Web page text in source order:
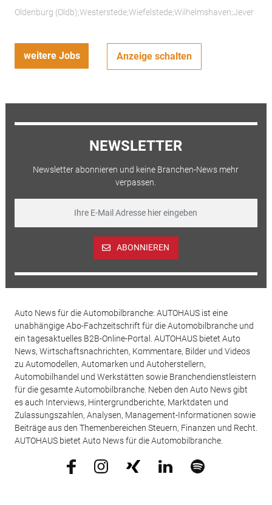
Oldenburg (Oldb);Westerstede;Wiefelstede;Wilhelmshaven;Jever
weitere Jobs Anzeige schalten
NEWSLETTER
Newsletter abonnieren und keine Branchen-News mehr
verpassen.
ABONNIEREN
Auto News für die Automobilbranche: AUTOHAUS ist eine
unabhängige Abo-Fachzeitschrift für die Automobilbranche und
ein tagesaktuelles B2B-Online-Portal. AUTOHAUS bietet Auto
News, Wirtschaftsnachrichten, Kommentare, Bilder und Videos
zu Automodellen, Automarken und Autoherstellern,
Automobilhandel und Werkstätten sowie Branchendienstleistern
für die gesamte Automobilbranche. Neben den Auto News gibt
es auch Interviews, Hintergrundberichte, Marktdaten und
Zulassungszahlen, Analysen, Management-Informationen sowie
Beiträge aus den Themenbereichen Steuern, Finanzen und Recht.
AUTOHAUS bietet Auto News für die Automobilbranche.